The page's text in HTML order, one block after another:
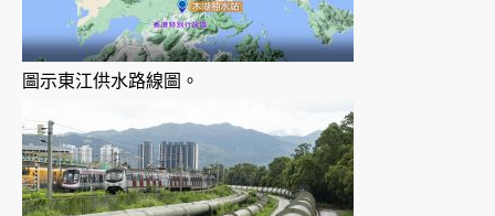
圖示東江供水路線圖。